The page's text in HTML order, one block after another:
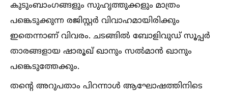
കുടുംബാംഗങ്ങളും സുഹൃത്തുക്കളും മാത്രം
പങ്കെടുക്കുന്ന രജിസ്റ്റർ വിവാഹമായിരിക്കും
ഇതെന്നാണ് വിവരം. ചടങ്ങില്‍ ബോളിവുഡ് സൂപ്പർ
താരങ്ങളായ ഷാരൂഖ് ഖാനും സല്‍മാൻ ഖാനും
പങ്കെടുത്തേക്കും.
തന്റെ അറുപതാം പിറന്നാള്‍ ആഘോഷത്തിനിടെ